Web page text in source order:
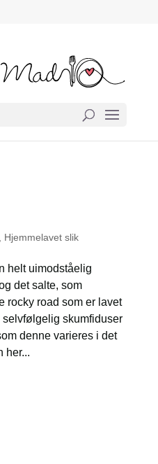
Hjemmelavet slik
helt uimodståelig
det salte, som
rocky road som er lavet
skumfiduser
denne varieres i det
her...